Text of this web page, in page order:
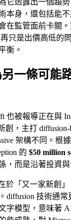
本身，還包括能
在監管面前卡關
只是出價高低的
衡。
一條可能
也被報導正在與
創，主打
架構不同。根
的 $50 million
，而是沿著投資與
於「又一家新創
diffusion 技術通常
字模型，意味著